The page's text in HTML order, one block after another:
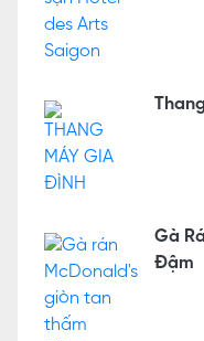
Gà
Đậm